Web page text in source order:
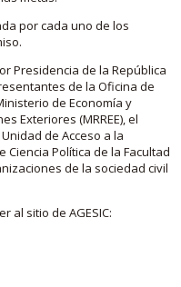
por cada uno de los
Presidencia de la República
de la Oficina de
de Economía y
Exteriores (MRREE), el
de Acceso a la
Ciencia Política de la Facultad
de la sociedad civil
al sitio de AGESIC: